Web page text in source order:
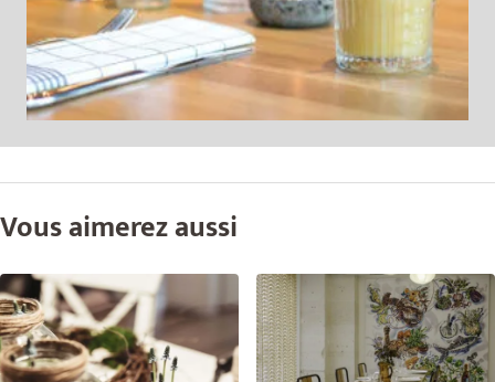
Vous aimerez aussi